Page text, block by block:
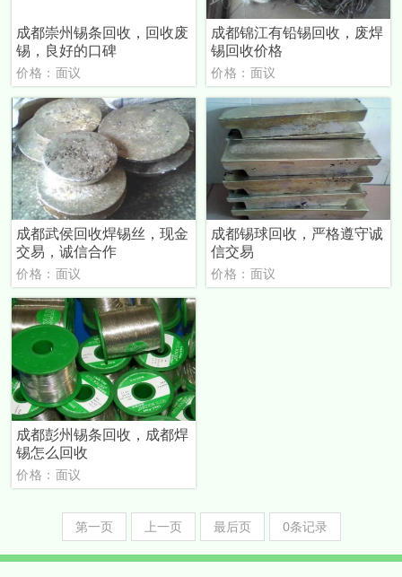
成都崇州锡条回收，回收废
锡，良好的口碑
价格：面议
成都锦江有铅锡回收，废焊
锡回收价格
价格：面议
成都武侯回收焊锡丝，现金
交易，诚信合作
价格：面议
成都锡球回收，严格遵守诚
信交易
价格：面议
成都彭州锡条回收，成都焊
锡怎么回收
价格：面议
第一页 上一页 最后页 0条记录